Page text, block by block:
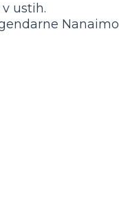
ustih.
Nanaimo